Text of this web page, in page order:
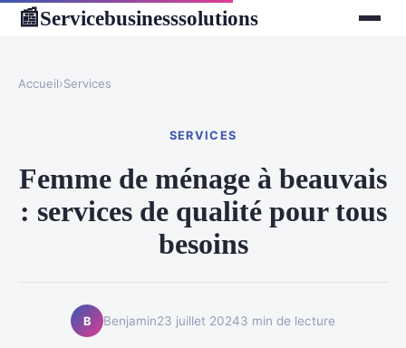
📰Servicebusinesssolutions
Accueil›Services
SERVICES
Femme de ménage à beauvais
: services de qualité pour tous
besoins
B Benjamin23 juillet 20243 min de lecture